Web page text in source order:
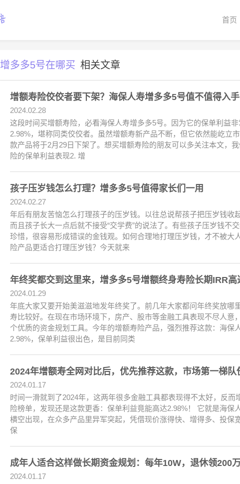
首页
增多多5号在哪买 相关文章
增额寿险佼佼者要下架？海保人寿增多多5号值不值得入手
2024.02.28
这段时间买增额寿险，必看海保人寿增多多5号。因为它的保单利益
2.98%，堪称同类佼佼者。虽然增额寿新产品不断，但它依然能屹立
款产品将于2月29日下架了。想买增额寿险的朋友可以多关注本文，
险的保单利益表现2. 增
孩子压岁钱怎么打理？增多多5号值得家长们一用
2024.02.27
年后有朋友苦恼怎么打理孩子的压岁钱。以往总说帮孩子把压岁钱收
而且孩子长大一点后就不接受“交学费”的说法了。有些孩子压岁钱不
珍惜，很容易形成错误的金钱观。如何合理地打理压岁钱，才不被
险产品更适合打理压岁钱？今天就来
年终奖都交到这里来，增多多5号增额终身寿险长期IRR
2024.01.29
年底大家又要开始美滋滋地发年终奖了。前几年大家都问年终奖放
寿比较好。在现在市场环境下，房产、股市等金融工具表现不尽人
个优质的资金规划工具。今年的增额寿险产品，强烈推荐这款：海保
2.98%，保单利益很出色，是目前同类
2024年增额寿全网对比后，优先推荐这款，市场第一梯队
2024.01.17
时间一滑就到了2024年，这两年很多金融工具都表现得不太好，反
险榜单，发现还是这款更香：保单利益竟能高达2.98%！ 它就是海
横空出现，在众多产品里异军突起，凭借现价涨得快、增得多、投保
保
成年人适合这样做长期资金规划：每年10W，退休领200万
2024.01.17